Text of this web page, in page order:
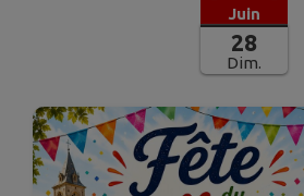
Juin
28
Dim.